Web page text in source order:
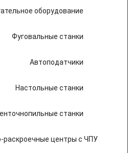
оборудование
Фуговальные станки
Автоподатчики
Настольные станки
станки
раскроечные центры с ЧПУ